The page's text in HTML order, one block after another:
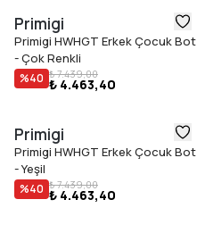
Primigi
Primigi HWHGT Erkek Çocuk Bot
- Çok Renkli
%40 ₺ 7.439,00
₺ 4.463,40
Primigi
Primigi HWHGT Erkek Çocuk Bot
- Yeşil
%40 ₺ 7.439,00
₺ 4.463,40